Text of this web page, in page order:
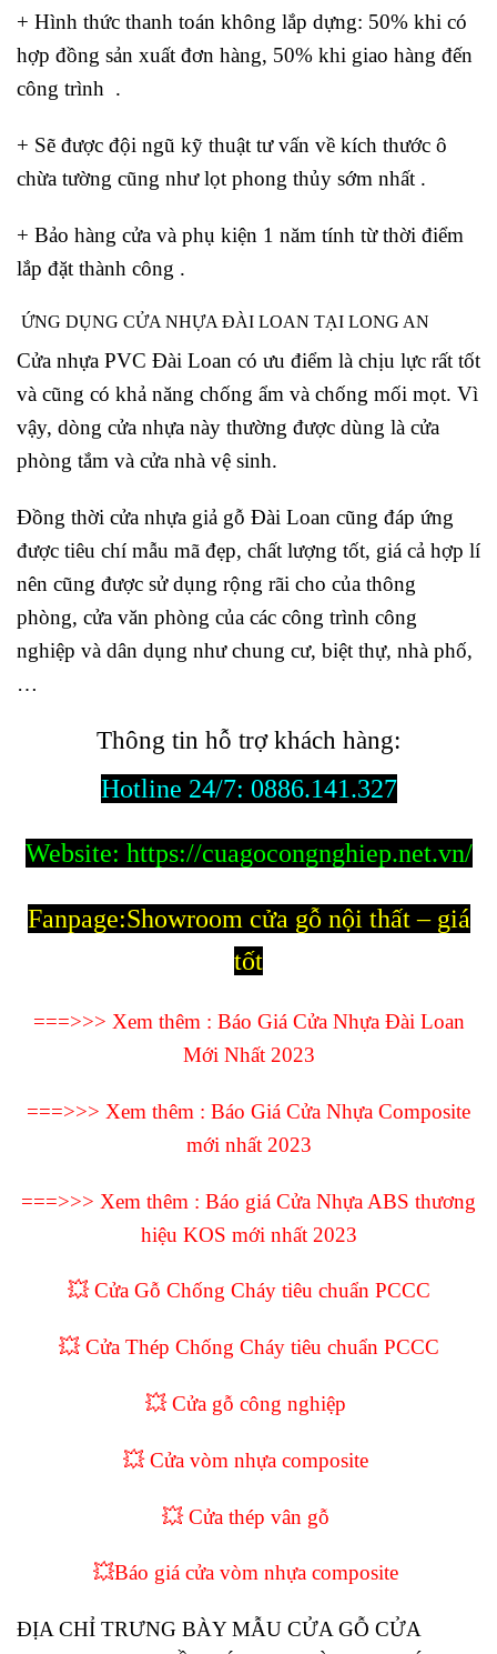
+ Hình thức thanh toán không lắp dựng: 50% khi có
hợp đồng sản xuất đơn hàng, 50% khi giao hàng đến
công trình .
+ Sẽ được đội ngũ kỹ thuật tư vấn về kích thước ô
chừa tường cũng như lọt phong thủy sớm nhất .
+ Bảo hàng cửa và phụ kiện 1 năm tính từ thời điểm
lắp đặt thành công .
ỨNG DỤNG CỬA NHỰA ĐÀI LOAN TẠI LONG AN
Cửa nhựa PVC Đài Loan có ưu điểm là chịu lực rất tốt
và cũng có khả năng chống ẩm và chống mối mọt. Vì
vậy, dòng cửa nhựa này thường được dùng là cửa
phòng tắm và cửa nhà vệ sinh.
Đồng thời cửa nhựa giả gỗ Đài Loan cũng đáp ứng
được tiêu chí mẫu mã đẹp, chất lượng tốt, giá cả hợp lí
nên cũng được sử dụng rộng rãi cho của thông
phòng, cửa văn phòng của các công trình công
nghiệp và dân dụng như chung cư, biệt thự, nhà phố,
…
Thông tin hỗ trợ khách hàng:
Hotline 24/7: 0886.141.327
Website: https://cuagocongnghiep.net.vn/
Fanpage:Showroom cửa gỗ nội thất – giá
tốt
===>>> Xem thêm : Báo Giá Cửa Nhựa Đài Loan
Mới Nhất 2023
===>>> Xem thêm : Báo Giá Cửa Nhựa Composite
mới nhất 2023
===>>> Xem thêm : Báo giá Cửa Nhựa ABS thương
hiệu KOS mới nhất 2023
💥 Cửa Gỗ Chống Cháy tiêu chuẩn PCCC
💥 Cửa Thép Chống Cháy tiêu chuẩn PCCC
💥 Cửa gỗ công nghiệp
💥 Cửa vòm nhựa composite
💥 Cửa thép vân gỗ
💥Báo giá cửa vòm nhựa composite
ĐỊA CHỈ TRƯNG BÀY MẪU CỬA GỖ CỬA